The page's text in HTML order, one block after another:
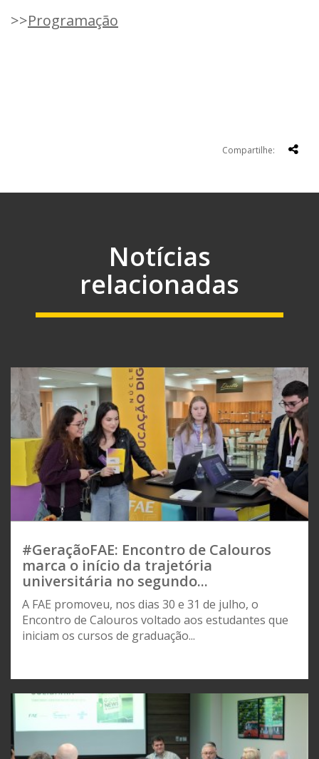
>>Programação
Compartilhe:
Notícias
relacionadas
#GeraçãoFAE: Encontro de Calouros
marca o início da trajetória
universitária no segundo...
A FAE promoveu, nos dias 30 e 31 de julho, o
Encontro de Calouros voltado aos estudantes que
iniciam os cursos de graduação...